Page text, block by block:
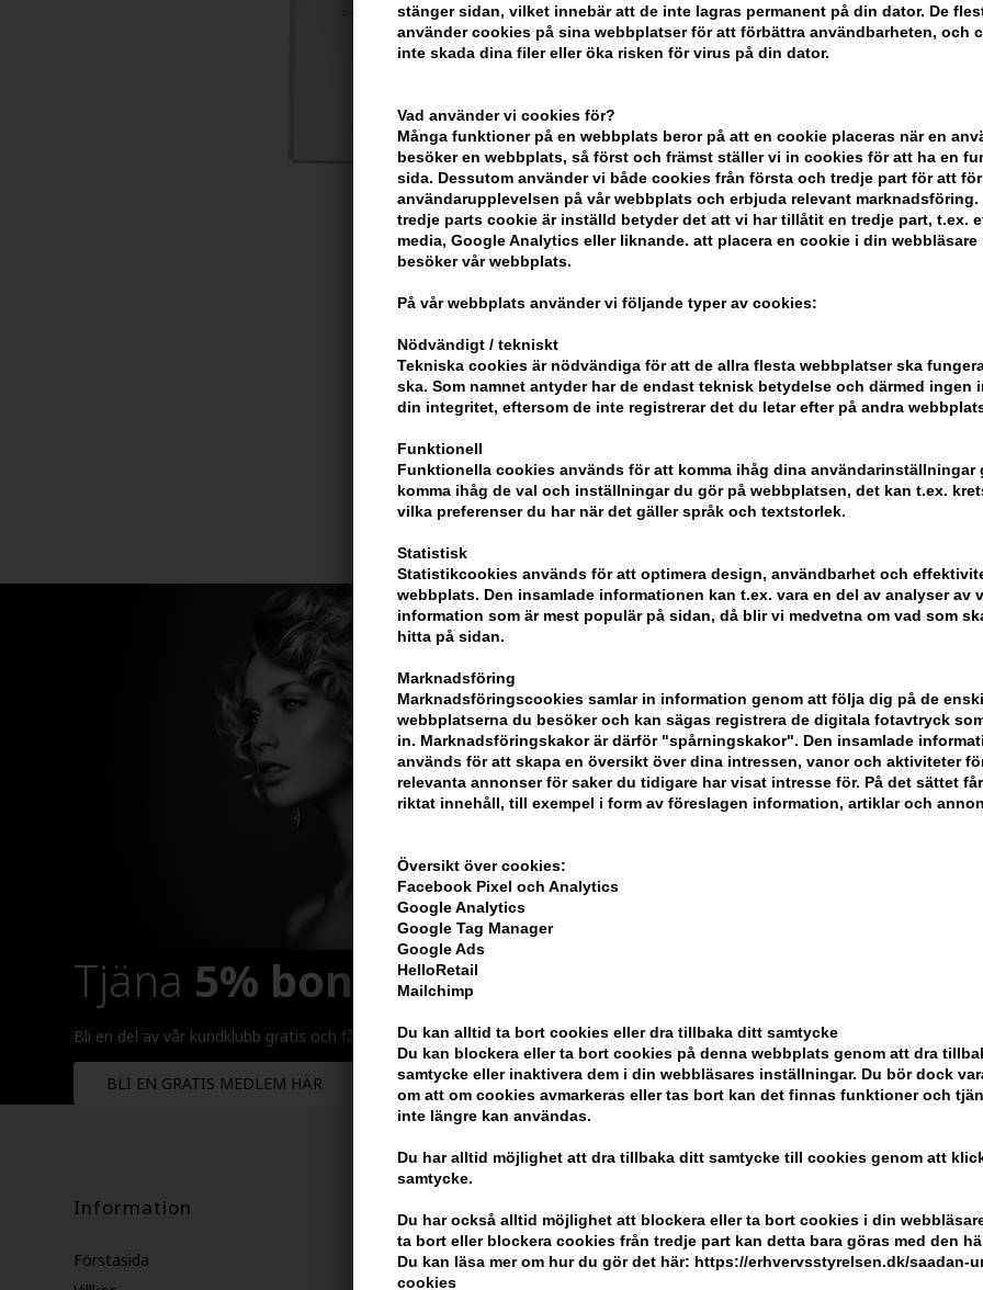
stänger sidan, vilket innebär att de inte lagras permanent på din dator. De
använder cookies på sina webbplatser för att förbättra användbarheten, och
inte skada dina filer eller öka risken för virus på din dator.
Vad använder vi cookies för?
Många funktioner på en webbplats beror på att en cookie placeras när en
besöker en webbplats, så först och främst ställer vi in ​​cookies för att ha en
sida. Dessutom använder vi både cookies från första och tredje part för att
användarupplevelsen på vår webbplats och erbjuda relevant marknadsföring.
tredje parts cookie är inställd betyder det att vi har tillåtit en tredje part, t.ex.
media, Google Analytics eller liknande. att placera en cookie i din webbläsare
besöker vår webbplats.
På vår webbplats använder vi följande typer av cookies:
Nödvändigt / tekniskt
Tekniska cookies är nödvändiga för att de allra flesta webbplatser ska
ska. Som namnet antyder har de endast teknisk betydelse och därmed ingen
din integritet, eftersom de inte registrerar det du letar efter på andra
Funktionell
Funktionella cookies används för att komma ihåg dina användarinställningar
komma ihåg de val och inställningar du gör på webbplatsen, det kan t.ex.
vilka preferenser du har när det gäller språk och textstorlek.
Statistisk
Statistikcookies används för att optimera design, användbarhet och
webbplats. Den insamlade informationen kan t.ex. vara en del av analyser av
information som är mest populär på sidan, då blir vi medvetna om vad som
hitta på sidan.
Marknadsföring
Marknadsföringscookies samlar in information genom att följa dig på de
webbplatserna du besöker och kan sägas registrera de digitala fotavtryck
in. Marknadsföringskakor är därför "spårningskakor". Den insamlade
används för att skapa en översikt över dina intressen, vanor och aktiviteter
relevanta annonser för saker du tidigare har visat intresse för. På det sättet
riktat innehåll, till exempel i form av föreslagen information, artiklar och
Översikt över cookies:
Facebook Pixel och Analytics
Google Analytics
Google Tag Manager
Google Ads
HelloRetail
Mailchimp
Du kan alltid ta bort cookies eller dra tillbaka ditt samtycke
Du kan blockera eller ta bort cookies på denna webbplats genom att dra
samtycke eller inaktivera dem i din webbläsares inställningar. Du bör dock
om att om cookies avmarkeras eller tas bort kan det finnas funktioner och
inte längre kan användas.
Du har alltid möjlighet att dra tillbaka ditt samtycke till cookies genom att
samtycke.
Du har också alltid möjlighet att blockera eller ta bort cookies i din
ta bort eller blockera cookies från tredje part kan detta bara göras med den
Du kan läsa mer om hur du gör det här: https://erhvervsstyrelsen.dk/saadan-
cookies
KÖP FÖR YTTERLIGARE 499,00 SEK
Wella SP Balance Scalp Shampoo är
Wella SP Balance Scalp
Detta schampo är gjort med en mild
SP Balance Scalp Shampoo rengör
Hur man använder Wella
- Applicera på vått hår
- Massera in
Innehåll: 250 ml
Tjäna 5% bonuspå hela din beställning
Bli en del av vår kundklubb gratis och få rabatter när du handlar
BLI EN GRATIS MEDLEM HÄR
Information
Förstasida
Kundservice
Hair247
Billig frakt